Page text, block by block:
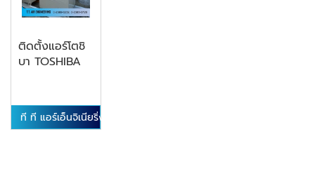
ติดตั้งแอร์โตชิ
บา TOSHIBA
ที ที แอร์เอ็นจิเนียริ่ง